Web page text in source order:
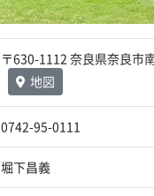
〒630-1112 奈良県奈良市
地図
0742-95-0111
堀下昌義